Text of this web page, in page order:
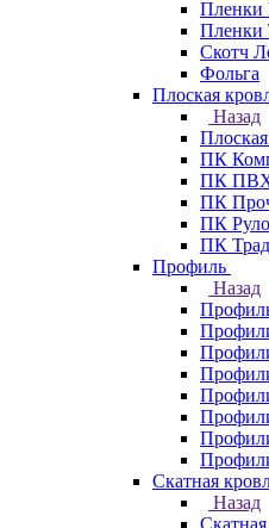
Пленки
Пленки
Скотч
Фольга
Плоская
Назад
ПК
ПК
ПК
ПК
ПК
Профиль
Назад
Скатная
Назад